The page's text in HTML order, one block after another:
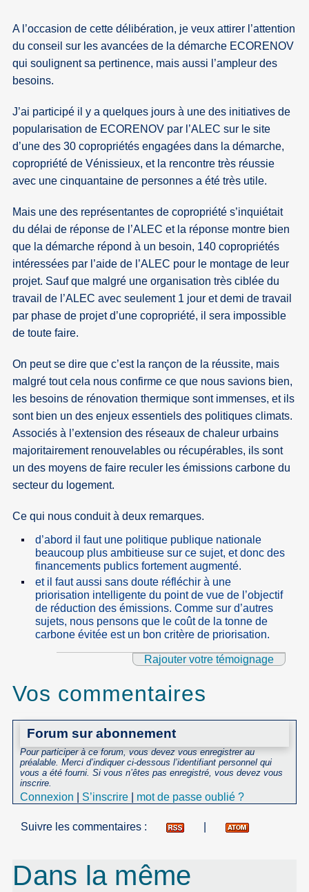
A l’occasion de cette délibération, je veux attirer l’attention
du conseil sur les avancées de la démarche ECORENOV
qui soulignent sa pertinence, mais aussi l’ampleur des
besoins.
J’ai participé il y a quelques jours à une des initiatives de
popularisation de ECORENOV par l’ALEC sur le site
d’une des 30 copropriétés engagées dans la démarche,
copropriété de Vénissieux, et la rencontre très réussie
avec une cinquantaine de personnes a été très utile.
Mais une des représentantes de copropriété s’inquiétait
du délai de réponse de l’ALEC et la réponse montre bien
que la démarche répond à un besoin, 140 copropriétés
intéressées par l’aide de l’ALEC pour le montage de leur
projet. Sauf que malgré une organisation très ciblée du
travail de l’ALEC avec seulement 1 jour et demi de travail
par phase de projet d’une copropriété, il sera impossible
de toute faire.
On peut se dire que c’est la rançon de la réussite, mais
malgré tout cela nous confirme ce que nous savions bien,
les besoins de rénovation thermique sont immenses, et ils
sont bien un des enjeux essentiels des politiques climats.
Associés à l’extension des réseaux de chaleur urbains
majoritairement renouvelables ou récupérables, ils sont
un des moyens de faire reculer les émissions carbone du
secteur du logement.
Ce qui nous conduit à deux remarques.
d’abord il faut une politique publique nationale
beaucoup plus ambitieuse sur ce sujet, et donc des
financements publics fortement augmenté.
et il faut aussi sans doute réfléchir à une
priorisation intelligente du point de vue de l’objectif
de réduction des émissions. Comme sur d’autres
sujets, nous pensons que le coût de la tonne de
carbone évitée est un bon critère de priorisation.
Rajouter votre témoignage
Vos commentaires
Forum sur abonnement
Pour participer à ce forum, vous devez vous enregistrer au
préalable. Merci d’indiquer ci-dessous l’identifiant personnel qui
vous a été fourni. Si vous n’êtes pas enregistré, vous devez vous
inscrire.
Connexion S’inscrire mot de passe oublié ?
Suivre les commentaires :
Dans la même